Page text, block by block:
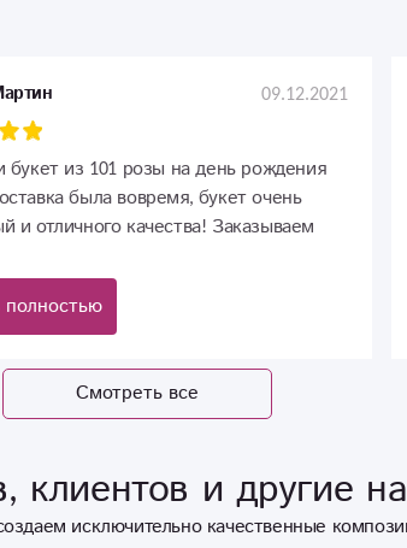
09.12.2021
букет из 101 розы на день рождения
была вовремя, букет очень
и отличного качества! Заказываем
полностью
Смотреть все
клиентов и другие
исключительно качественные